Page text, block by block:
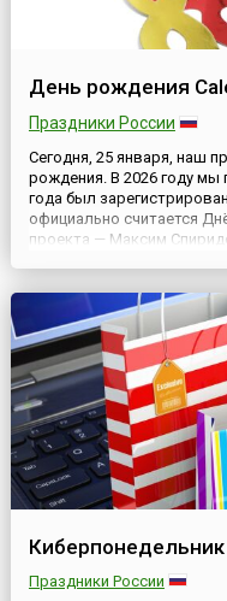
День рождения
Праздники России
Сегодня, 25 января, наш
рождения. В 2026 году мы
года был
официально считается
проекта — Максим
Киберпонедельник
Праздники России